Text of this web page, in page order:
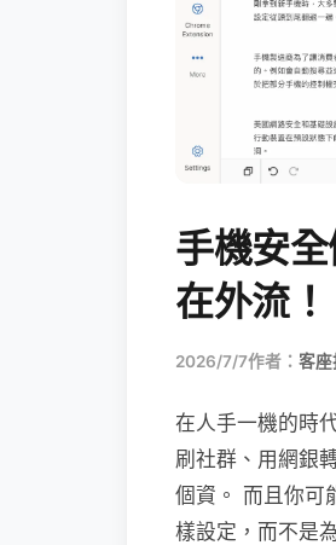
手機安
在外流！
2026/7/7作者： 客座
在人手一機的時
刷社群、用網銀
個資。 而且你可
樣設定，而不是